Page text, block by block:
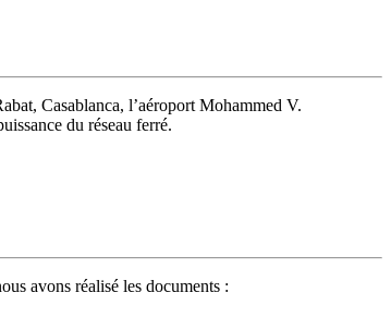
Casablanca, l’aéroport Mohammed V.
du réseau ferré.
avons réalisé les documents :